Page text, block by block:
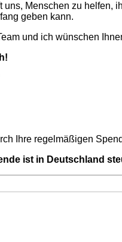
uns, Menschen zu
geben kann.
und ich wünschen
Ihre regelmäßigen
ist in Deutschland